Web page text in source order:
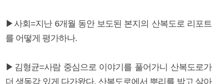
▶사회=지난 6개월 동안 보도된 본지의 산복도로 리포트
를 어떻게 평가하나.
▶김형균=사람 중심으로 이야기를 풀어가니 산복도로가
더 생동감 있게 다가왔다. 산복도로에서 뿌리를 박고 살아